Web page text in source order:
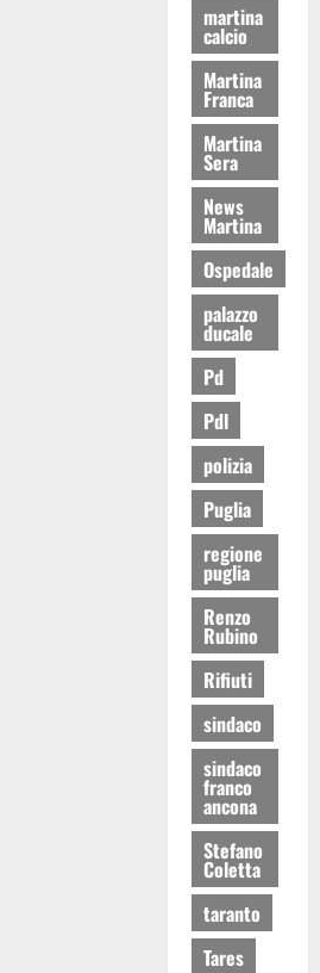
martina
calcio
Martina
Franca
Martina
Sera
News
Martina
Ospedale
palazzo
ducale
Pd
Pdl
polizia
Puglia
regione
puglia
Renzo
Rubino
Rifiuti
sindaco
sindaco
franco
ancona
Stefano
Coletta
taranto
Tares